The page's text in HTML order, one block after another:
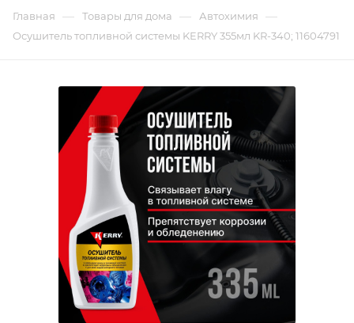
Главная — Товары для дома — Автохимия —
Осушитель топливной системы KERRY 355мл KR-340; 11604791